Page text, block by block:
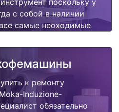
поскольку у
с собой в наличии
самые неоходимые
качественно и
к ремонту
Induzione-
обязательно